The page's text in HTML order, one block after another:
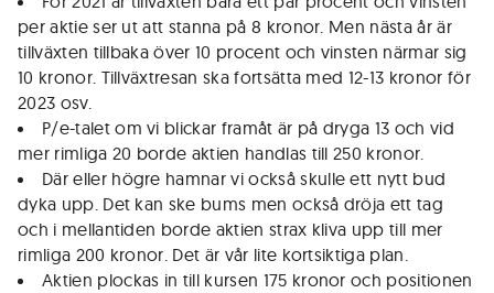
per aktie ser ut att stanna på 8 kronor. Men nästa år är
tillväxten tillbaka över 10 procent och vinsten närmar sig
10 kronor. Tillväxtresan ska fortsätta med 12-13 kronor för
2023 osv.
P/e-talet om vi blickar framåt är på dryga 13 och vid
mer rimliga 20 borde aktien handlas till 250 kronor.
Där eller högre hamnar vi också skulle ett nytt bud
dyka upp. Det kan ske bums men också dröja ett tag
och i mellantiden borde aktien strax kliva upp till mer
rimliga 200 kronor. Det är vår lite kortsiktiga plan.
Aktien plockas in till kursen 175 kronor och positionen